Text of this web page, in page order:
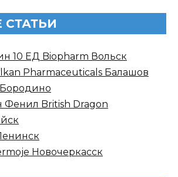
10 ЕД Biopharm Вольск
Pharmaceuticals Балашов
Фенил British Dragon
Новочеркасск